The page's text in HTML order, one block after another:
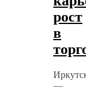
рост
в